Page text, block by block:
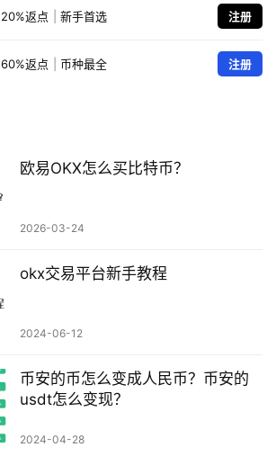
20%返点 新手首选 注册
60%返点 币种最全 注册
欧易OKX怎么买比特币？
2026-03-24
okx交易平台新手教程
2024-06-12
币安的币怎么变成人民币？币安的
usdt怎么变现？
2024-04-28